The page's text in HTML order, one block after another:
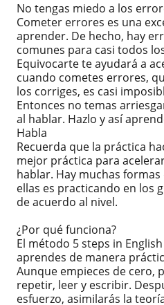
No tengas miedo a los
Cometer errores es una
aprender. De hecho, hay
comunes para casi todos
Equivocarte te ayudará a
cuando cometes errores,
los corriges, es casi
Entonces no temas
al hablar. Hazlo y así
Habla
Recuerda que la práctica
mejor práctica para
hablar. Hay muchas
ellas es practicando en los
de acuerdo al nivel.
¿Por qué funciona?
El método 5 steps in
aprendes de manera
Aunque empieces de cero,
repetir, leer y escribir.
esfuerzo, asimilarás la